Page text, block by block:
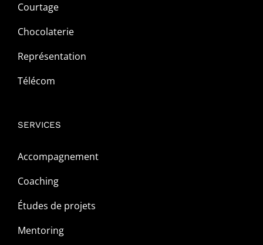
Courtage
Chocolaterie
Représentation
Télécom
SERVICES
Accompagnement
Coaching
Études de projets
Mentoring